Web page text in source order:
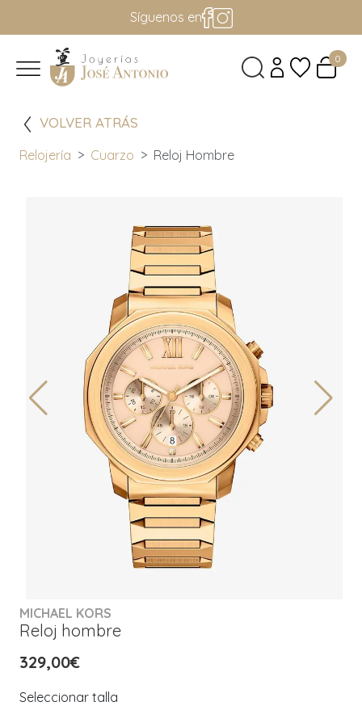
Síguenos en
0
VOLVER ATRÁS
Relojería Cuarzo Reloj Hombre
MICHAEL KORS
Reloj hombre
329,00€
Seleccionar talla